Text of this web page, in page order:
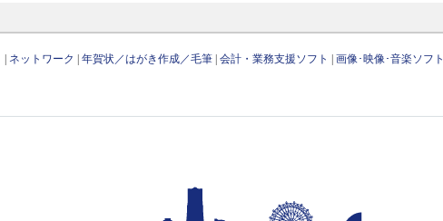
ネットワーク |年賀状／はがき作成／毛筆 |会計・業務支援ソフト |画像･映像･音楽ソフト